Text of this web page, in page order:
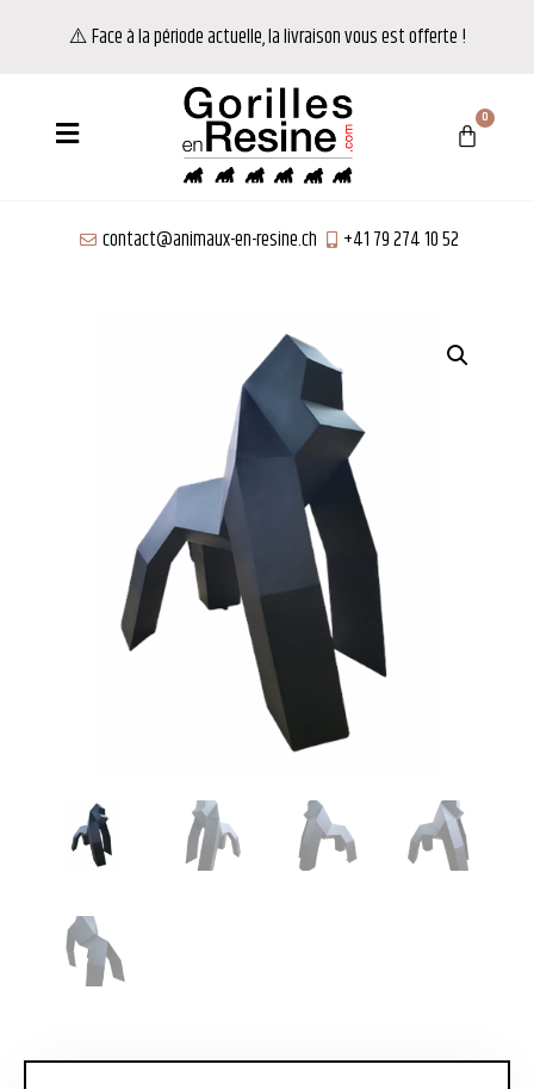
⚠️ Face à la période actuelle, la livraison vous est offerte !
contact@animaux-en-resine.ch +41 79 274 10 52